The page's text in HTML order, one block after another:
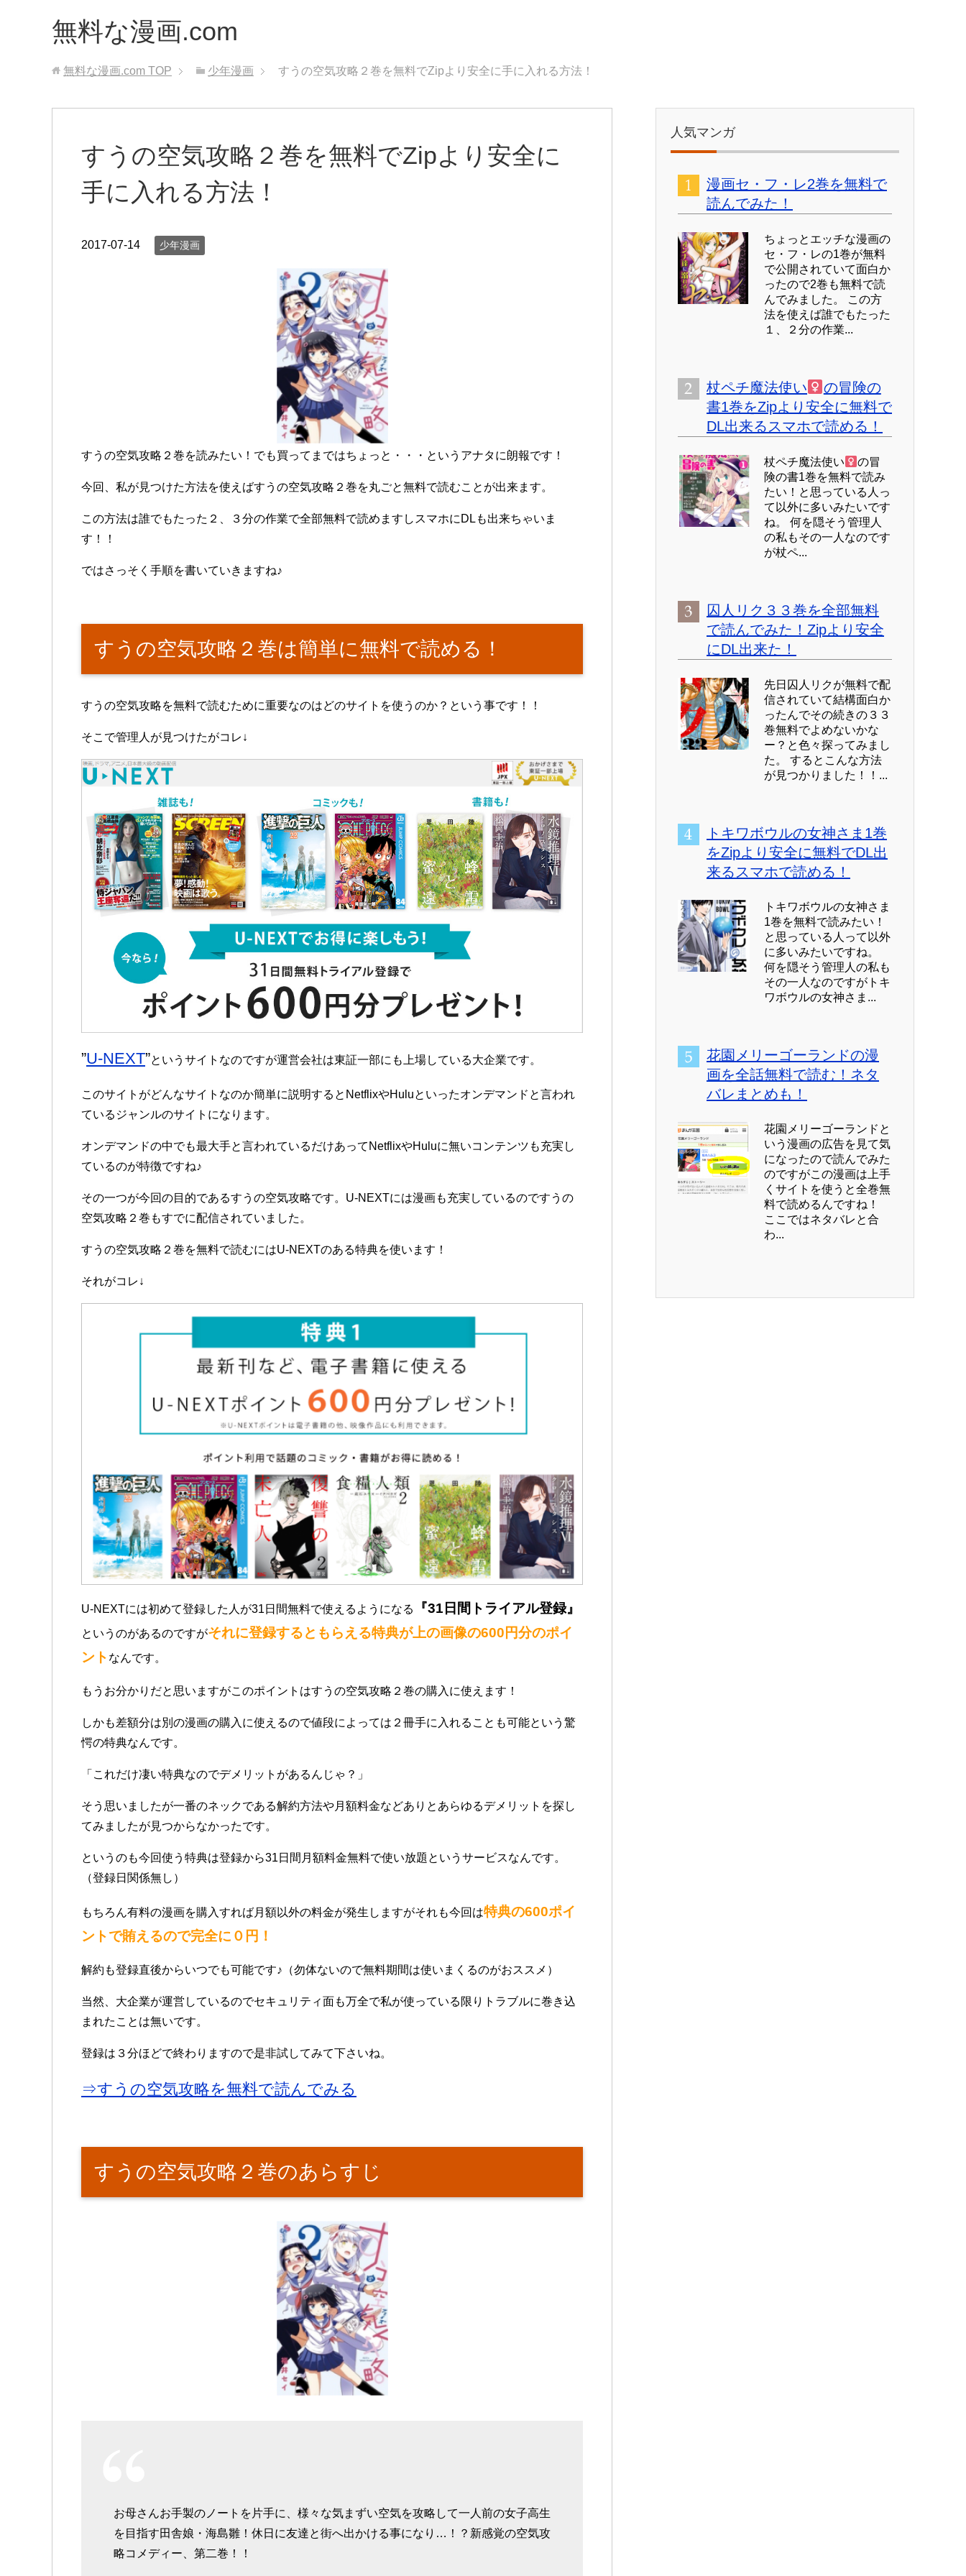
無料な漫画.com
無料な漫画.com TOP 少年漫画 すうの空気攻略２巻を無料でZipより安全に手に入れる方法！
すうの空気攻略２巻を無料でZipより安全に
手に入れる方法！
2017-07-14 少年漫画
すうの空気攻略２巻を読みたい！でも買ってまではちょっと・・・というアナタに朗報です！
今回、私が見つけた方法を使えばすうの空気攻略２巻を丸ごと無料で読むことが出来ます。
この方法は誰でもたった２、３分の作業で全部無料で読めますしスマホにDLも出来ちゃいま
す！！
ではさっそく手順を書いていきますね♪
すうの空気攻略２巻は簡単に無料で読める！
すうの空気攻略を無料で読むために重要なのはどのサイトを使うのか？という事です！！
そこで管理人が見つけたがコレ↓
”U-NEXT”というサイトなのですが運営会社は東証一部にも上場している大企業です。
このサイトがどんなサイトなのか簡単に説明するとNetflixやHuluといったオンデマンドと言われ
ているジャンルのサイトになります。
オンデマンドの中でも最大手と言われているだけあってNetflixやHuluに無いコンテンツも充実し
ているのが特徴ですね♪
その一つが今回の目的であるすうの空気攻略です。U-NEXTには漫画も充実しているのですうの
空気攻略２巻もすでに配信されていました。
すうの空気攻略２巻を無料で読むにはU-NEXTのある特典を使います！
それがコレ↓
U-NEXTには初めて登録した人が31日間無料で使えるようになる 『31日間トライアル登録』
というのがあるのですがそれに登録するともらえる特典が上の画像の600円分のポイ
ント なんです。
もうお分かりだと思いますがこのポイントはすうの空気攻略２巻の購入に使えます！
しかも差額分は別の漫画の購入に使えるので値段によっては２冊手に入れることも可能という驚
愕の特典なんです。
「これだけ凄い特典なのでデメリットがあるんじゃ？」
そう思いましたが一番のネックである解約方法や月額料金などありとあらゆるデメリットを探し
てみましたが見つからなかったです。
というのも今回使う特典は登録から31日間月額料金無料で使い放題というサービスなんです。
（登録日関係無し）
もちろん有料の漫画を購入すれば月額以外の料金が発生しますがそれも今回は特典の600ポイ
ントで賄えるので完全に０円！
解約も登録直後からいつでも可能です♪（勿体ないので無料期間は使いまくるのがおススメ）
当然、大企業が運営しているのでセキュリティ面も万全で私が使っている限りトラブルに巻き込
まれたことは無いです。
登録は３分ほどで終わりますので是非試してみて下さいね。
⇒すうの空気攻略を無料で読んでみる
すうの空気攻略２巻のあらすじ
お母さんお手製のノートを片手に、様々な気まずい空気を攻略して一人前の女子高生
を目指す田舎娘・海島雛！休日に友達と街へ出かける事になり…！？新感覚の空気攻
略コメディー、第二巻！！
人気マンガ
漫画セ・フ・レ2巻を無料で
読んでみた！
ちょっとエッチな漫画の
セ・フ・レの1巻が無料
で公開されていて面白か
ったので2巻も無料で読
んでみました。 この方
法を使えば誰でもたった
１、２分の作業...
杖ペチ魔法使い
の冒険の
書1巻をZipより安全に無料で
DL出来るスマホで読める！
杖ペチ魔法使い
の冒
険の書1巻を無料で読み
たい！と思っている人っ
て以外に多いみたいです
ね。 何を隠そう管理人
の私もその一人なのです
が杖ペ...
囚人リク３３巻を全部無料
で読んでみた！Zipより安全
にDL出来た！
先日囚人リクが無料で配
信されていて結構面白か
ったんでその続きの３３
巻無料でよめないかな
ー？と色々探ってみまし
た。 するとこんな方法
が見つかりました！！...
トキワボウルの女神さま1巻
をZipより安全に無料でDL出
来るスマホで読める！
トキワボウルの女神さま
1巻を無料で読みたい！
と思っている人って以外
に多いみたいですね。
何を隠そう管理人の私も
その一人なのですがトキ
ワボウルの女神さま...
花園メリーゴーランドの漫
画を全話無料で読む！ネタ
バレまとめも！
花園メリーゴーランドと
いう漫画の広告を見て気
になったので読んでみた
のですがこの漫画は上手
くサイトを使うと全巻無
料で読めるんですね！
ここではネタバレと合
わ...